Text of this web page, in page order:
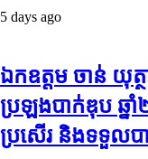
5 days ago
ឯកឧត្តម ចាន់ យុត្
ប្រឡងបាក់ឌុប ឆ្ន
ប្រសើរ និងទទួលបា